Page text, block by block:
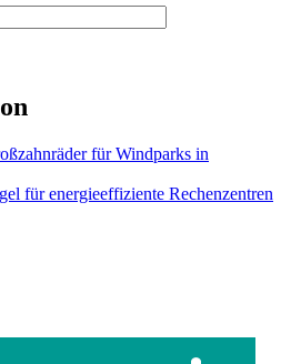
für Windparks in
für energieeffiziente Rechenzentren